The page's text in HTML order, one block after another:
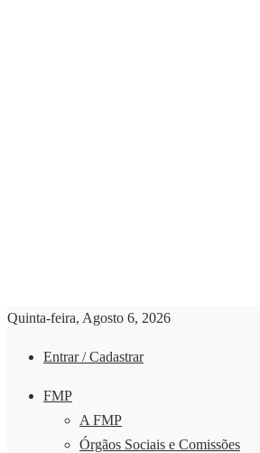
Quinta-feira, Agosto 6, 2026
Entrar / Cadastrar
FMP
A FMP
Órgãos Sociais e Comissões